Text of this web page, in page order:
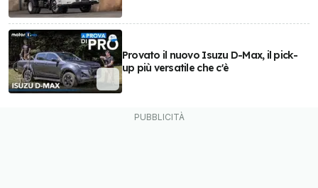
Provato il nuovo Isuzu D-Max, il pick-
up più versatile che c'è